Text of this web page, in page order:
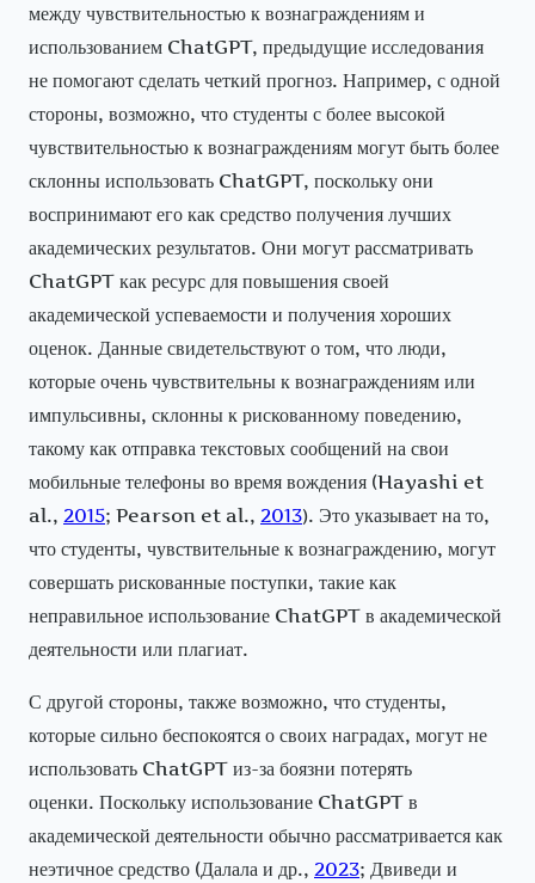
между чувствительностью к вознаграждениям и
использованием ChatGPT, предыдущие исследования
не помогают сделать четкий прогноз. Например, с одной
стороны, возможно, что студенты с более высокой
чувствительностью к вознаграждениям могут быть более
склонны использовать ChatGPT, поскольку они
воспринимают его как средство получения лучших
академических результатов. Они могут рассматривать
ChatGPT как ресурс для повышения своей
академической успеваемости и получения хороших
оценок. Данные свидетельствуют о том, что люди,
которые очень чувствительны к вознаграждениям или
импульсивны, склонны к рискованному поведению,
такому как отправка текстовых сообщений на свои
мобильные телефоны во время вождения (Hayashi et
al., 2015; Pearson et al., 2013). Это указывает на то,
что студенты, чувствительные к вознаграждению, могут
совершать рискованные поступки, такие как
неправильное использование ChatGPT в академической
деятельности или плагиат.
С другой стороны, также возможно, что студенты,
которые сильно беспокоятся о своих наградах, могут не
использовать ChatGPT из-за боязни потерять
оценки. Поскольку использование ChatGPT в
академической деятельности обычно рассматривается как
неэтичное средство (Далала и др., 2023; Двиведи и